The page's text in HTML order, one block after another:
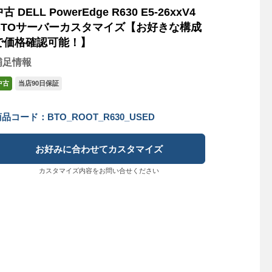
古 DELL PowerEdge R630 E5-26xxV4
サーバーカスタマイズ【お好きな構成
価格確認可能！】
足情報
古 当店90日保証
コード：BTO_ROOT_R630_USED
お好みに合わせてカスタマイズ
カスタマイズ内容をお問い合せください